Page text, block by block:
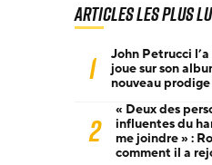
Articles les plus
1
John Petrucci
joue sur son
nouveau
2
« Deux des
influentes du
me joindre » :
comment il a